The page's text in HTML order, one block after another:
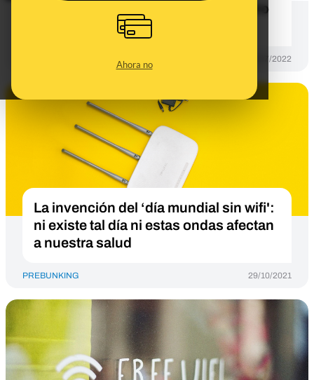
Ahora no
riesgos cuando conectamos nuestro
móvil a un coche de alquiler
22/07/2022
La invención del ‘día mundial sin wifi':
ni existe tal día ni estas ondas afectan
a nuestra salud
PREBUNKING 29/10/2021